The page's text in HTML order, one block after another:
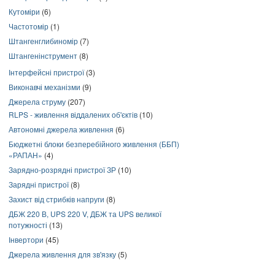
Кутоміри (6)
Частотомір (1)
Штангенглибиномір (7)
Штангенінструмент (8)
Інтерфейсні пристрої(3)
Виконавчі механізми (9)
Джерела струму (207)
RLPS - живлення віддалених об'єктів (10)
Автономні джерела живлення (6)
Бюджетні блоки безперебійного живлення (ББП)
«РАПАН» (4)
Зарядно-розрядні пристрої ЗР (10)
Зарядні пристрої(8)
Захист від стрибків напруги (8)
ДБЖ 220 В, UPS 220 V, ДБЖ та UPS великої
потужності (13)
Інвертори (45)
Джерела живлення для зв'язку (5)